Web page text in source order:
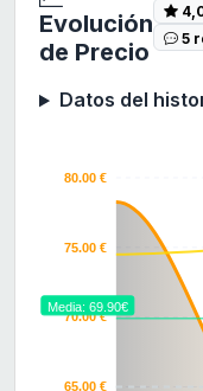
Evolución
de Precio
5
Datos del
80.00 €
75.00 €
70.00 €
65.00 €
Media: 69.90€